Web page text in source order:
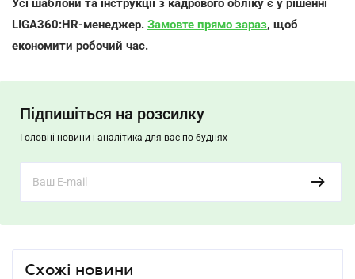
Усі шаблони та інструкції з кадрового обліку є у рішенні
LIGA360:HR-менеджер. Замовте прямо зараз, щоб
економити робочий час.
Підпишіться на розсилку
Головні новини і аналітика для вас по буднях
Схожі новини